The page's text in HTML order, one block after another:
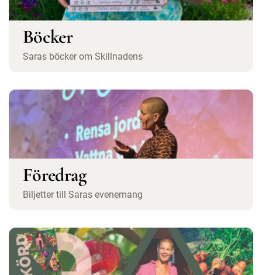
Böcker
Saras böcker om Skillnadens
Föredrag
Biljetter till Saras evenemang